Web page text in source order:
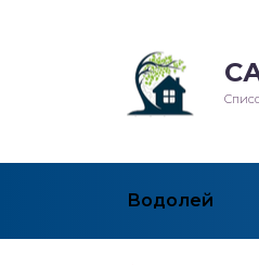
Водолей